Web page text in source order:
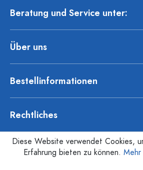
Beratung und Service unter:
Über uns
Bestellinformationen
Rechtliches
Diese Website verwendet Cookies,
Erfahrung bieten zu können.